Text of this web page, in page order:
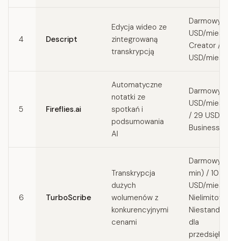
4 Descript
Edycja wideo ze
zintegrowaną
transkrypcją
Darmowy /
USD/
Creator /
USD/
5 Fireflies.ai
Automatyczne
notatki ze
spotkań i
podsumowania
AI
Darmowy /
USD/
/ 29 USD/
Business
6 TurboScribe
Transkrypcja
dużych
wolumenów z
konkurencyjnymi
cenami
Darmowy
min) / 10
USD/
dla